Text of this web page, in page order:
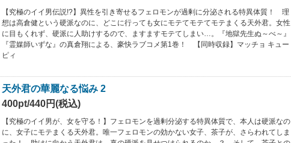
【究極のイイ男伝説!?】異性を引き寄せるフェロモンが過剰に分泌される特異体質！ 理
想は高倉健という硬派なのに、どこに行っても女にモテてモテてモテまくる天外君。女性
に目もくれず、硬派に人助けするので、ますますモテてしまい…。『地獄先生ぬ～べ～』
『霊媒師いずな』の真倉翔による、豪快ラブコメ第1巻！ 【同時収録】マッチョ キュー
ピィ
天外君の華麗なる悩み 2
400pt/440円(税込)
【究極のイイ男が、女を守る！】フェロモンを過剰分泌する特異体質で、本人は硬派なの
に、女子にモテまくる天外君。唯一フェロモンの効かない女子、茶子が、さらわれてしま